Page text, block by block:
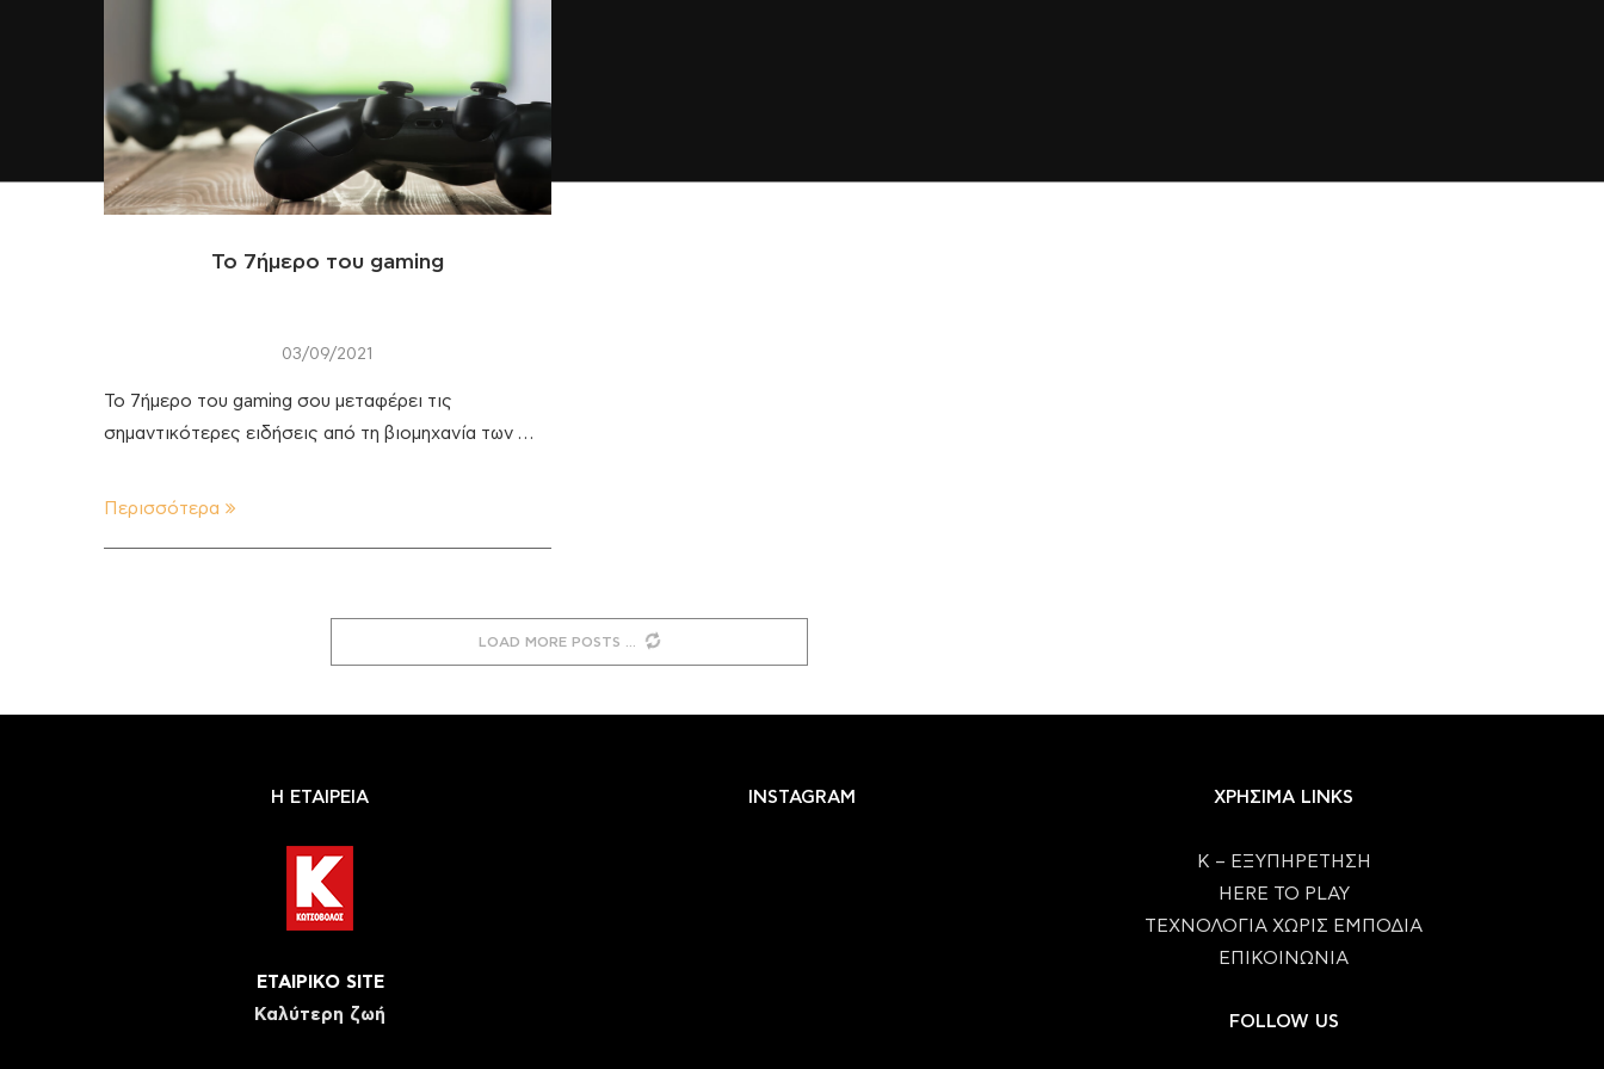
To 7ήμερο του gaming
03/09/2021
Το 7ήμερο του gaming σου μεταφέρει τις
σημαντικότερες ειδήσεις από τη βιομηχανία των …
Περισσότερα
LOAD MORE POSTS
Η ΕΤΑΙΡΕΙΑ
ΕΤΑΙΡΙΚΟ SITE
Καλύτερη ζωή
INSTAGRAM ΧΡΗΣΙΜΑ LINKS
Κ – ΕΞΥΠΗΡΕΤΗΣΗ
HERE TO PLAY
ΤΕΧΝΟΛΟΓΙΑ ΧΩΡΙΣ ΕΜΠΟΔΙΑ
ΕΠΙΚΟΙΝΩΝΙΑ
FOLLOW US